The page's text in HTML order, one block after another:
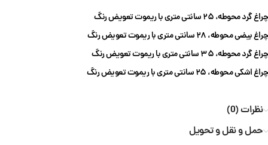
چراغ گرد محوطه، ۲۵ سانتی متری با ریموت تعویض رنگ
چراغ بیضی محوطه، ۲۸ سانتی متری با ریموت تعویض رنگ
چراغ گرد محوطه، ۳۵ سانتی متری با ریموت تعویض رنگ
چراغ اشکی محوطه، ۲۵ سانتی متری با ریموت تعویض رنگ
نظرات (0)
حمل و نقل و تحویل